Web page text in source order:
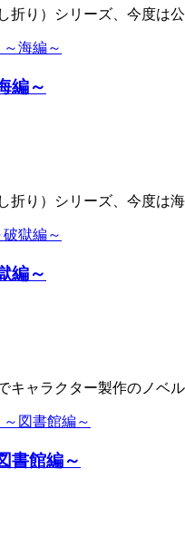
折り）シリーズ、今度は
編～
折り）シリーズ、今度は
編～
キャラクター製作のノベ
書館編～